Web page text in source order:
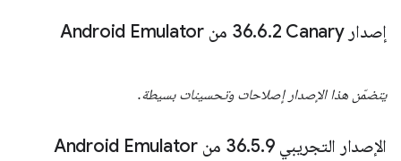
إصدار Canary‏ 36 .6.2 من Android Emulator
يتضمّن هذا الإصدار إصلاحات وتحسينات بسيطة.
الإصدار التجريبي 36 .5.9 من Android Emulator